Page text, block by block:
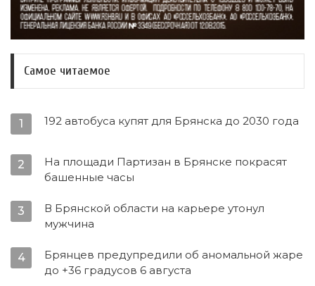
Самое читаемое
1 192 автобуса купят для Брянска до 2030 года
2
На площади Партизан в Брянске покрасят
башенные часы
3
В Брянской области на карьере утонул
мужчина
4
Брянцев предупредили об аномальной жаре
до +36 градусов 6 августа